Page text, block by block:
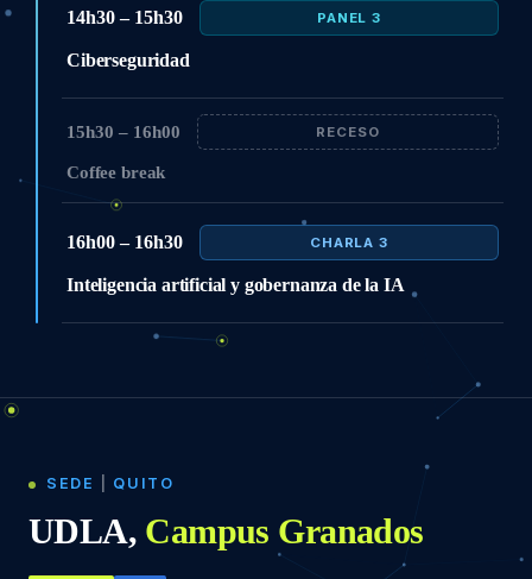
14h30 – 15h30 PANEL 3
Ciberseguridad
15h30 – 16h00 RECESO
Coffee break
16h00 – 16h30 CHARLA 3
Inteligencia artificial y gobernanza de la IA
SEDE QUITO
UDLA, Campus Granados